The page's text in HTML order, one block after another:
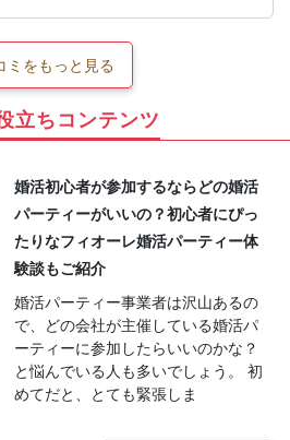
ミをもっと見る
立ちコンテンツ
婚活初心者が参加するならどの婚活
パーティーがいいの？初心者にぴっ
たりなフィオーレ婚活パーティー体
験談もご紹介
婚活パーティー事業者は沢山あるの
で、どの会社が主催している婚活パ
ーティーに参加したらいいのかな？
と悩んでいる人も多いでしょう。 初
めてだと、とても緊張しま